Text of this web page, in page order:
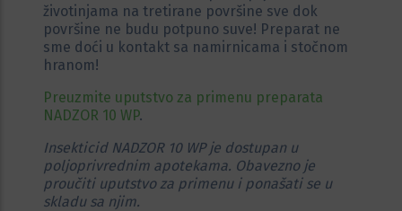
životinjama na tretirane površine sve dok
površine ne budu potpuno suve! Preparat ne
sme doći u kontakt sa namirnicama i stočnom
hranom!
Preuzmite uputstvo za primenu preparata
NADZOR 10 WP.
Insekticid NADZOR 10 WP je dostupan u
poljoprivrednim apotekama. Obavezno je
proučiti uputstvo za primenu i ponašati se u
skladu sa njim.